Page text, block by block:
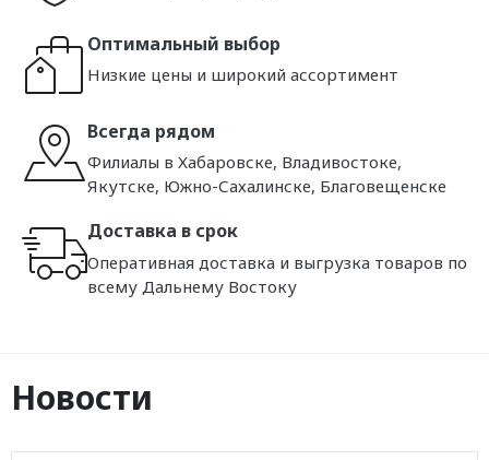
Оптимальный выбор
Низкие цены и широкий ассортимент
Всегда рядом
Филиалы в Хабаровске, Владивостоке,
Якутске, Южно-Сахалинске, Благовещенске
Доставка в срок
Оперативная доставка и выгрузка товаров по
всему Дальнему Востоку
Новости